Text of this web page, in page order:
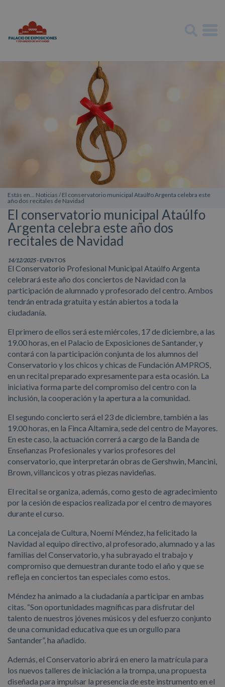
Estás en... Noticias / El conservatorio municipal Ataúlfo Argenta celebra este
año dos recitales de Navidad
El conservatorio municipal Ataúlfo
Argenta celebra este año dos
recitales de Navidad
14/12/2025- EVENTOS
El Conservatorio Profesional Municipal Ataúlfo Argenta
celebrará este año dos conciertos de Navidad con la
participación de alumnado y profesorado del centro. Ambos
tendrán entrada gratuita y están abiertos a toda la
ciudadanía.
El primero de ellos será este miércoles, 17 de diciembre, a las
19.00 horas, en el Palacio de Exposiciones de Santander, y
contará con la participación conjunta de los alumnos del
Conservatorio y los chicos y chicas de Fundación AMPROS,
en un recital preparado expresamente para esta ocasión. La
iniciativa forma parte del compromiso del centro con la
inclusión, la cooperación y la apertura a la comunidad.
El segundo concierto será el 23 de diciembre, también a las
19.00 horas, en la Finca Altamira, sede del centro de Mayores.
En este caso, la actuación correrá a cargo de la Banda de
Enseñanzas Profesionales y varios profesores del
conservatorio, que interpretarán obras de Gershwin, Mancini,
Brown, villancicos y otras piezas navideñas.
El recital se organiza, además, como gesto de agradecimiento
por la cesión de espacios realizada por el centro de mayores
durante el curso.
La concejala de Cultura, Noemí Méndez, ha felicitado la
Navidad al equipo directivo, al profesorado, alumnado y a las
familias del Conservatorio, y ha subrayado el trabajo y
compromiso que demuestran durante todo el año y que se
refleja en conciertos tan especiales como estos.
Méndez ha animado a la ciudadanía a participar en ambas
citas. “Son oportunidades magníficas para disfrutar del
talento de nuestros jóvenes músicos y del esfuerzo conjunto
de una comunidad educativa que es un orgullo para
Santander”, ha añadido.
Además, el Conservatorio abrirá en enero la matrícula para
los nuevos talleres de iniciación a la trompa, una propuesta
diseñada para impulsar la presencia de este instrumento en el